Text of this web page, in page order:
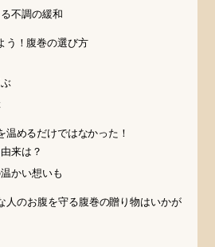
不調の緩和
う！腹巻の選び方
温めるだけではなかった！
来は？
かい想いも
人のお腹を守る腹巻の贈り物はいかが